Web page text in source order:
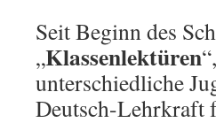
Seit Beginn des
„Klassenlektüren
unterschiedliche
Deutsch-Lehrkraft